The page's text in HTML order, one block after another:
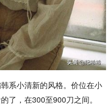
系小清新的风格。价位在小
了，在300至900刀之间。